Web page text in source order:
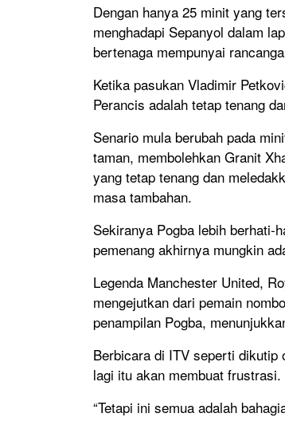
Dengan hanya 25 minit yang
menghadapi Sepanyol dalam
bertenaga mempunyai
Ketika pasukan Vladimir
Perancis adalah tetap tenang
Senario mula berubah pada
taman, membolehkan Granit
yang tetap tenang dan
masa tambahan.
Sekiranya Pogba lebih berhati-
pemenang akhirnya mungkin
Legenda Manchester United,
mengejutkan dari pemain
penampilan Pogba,
Berbicara di ITV seperti dikutip
lagi itu akan membuat frustrasi.
“Tetapi ini semua adalah